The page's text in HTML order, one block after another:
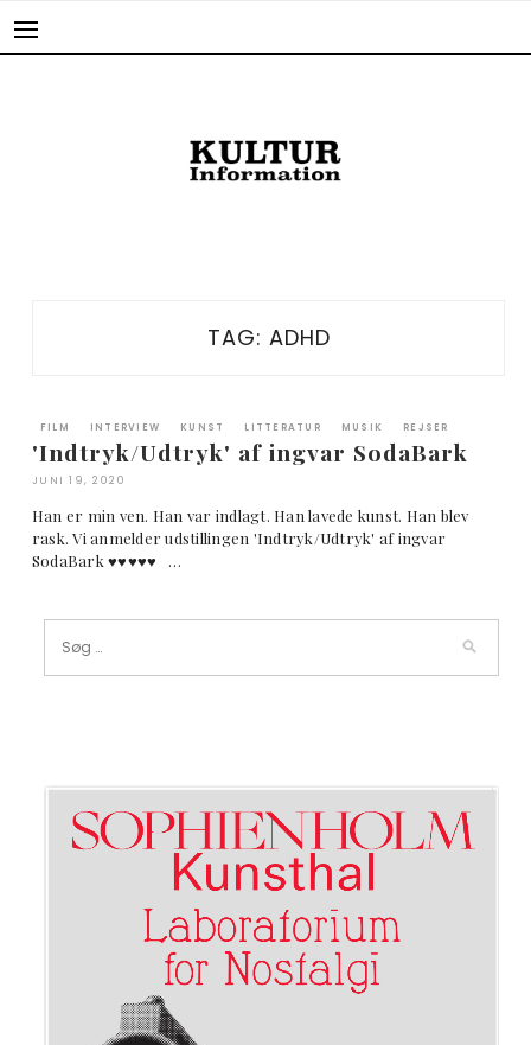
TAG: ADHD
FILM INTERVIEW KUNST LITTERATUR MUSIK REJSER
'Indtryk/Udtryk' af ingvar SodaBark
JUNI 19, 2020
Han er min ven. Han var indlagt. Han lavede kunst. Han blev
rask. Vi anmelder udstillingen 'Indtryk/Udtryk' af ingvar
SodaBark ♥︎♥︎♥︎♥︎♥︎ …